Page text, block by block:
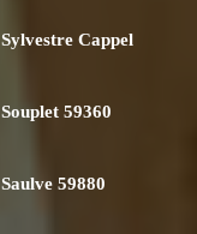
Cappel
59360
59880